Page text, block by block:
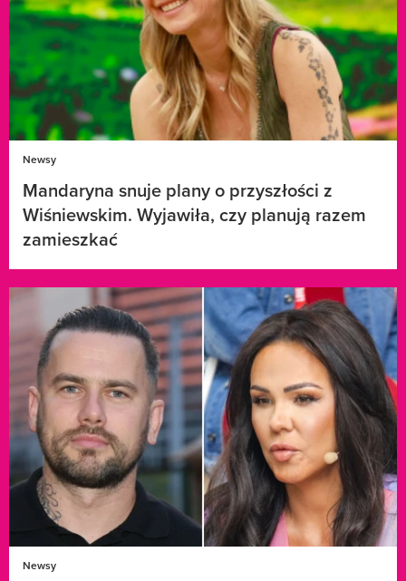
Newsy
Mandaryna snuje plany o przyszłości z
Wiśniewskim. Wyjawiła, czy planują razem
zamieszkać
Newsy